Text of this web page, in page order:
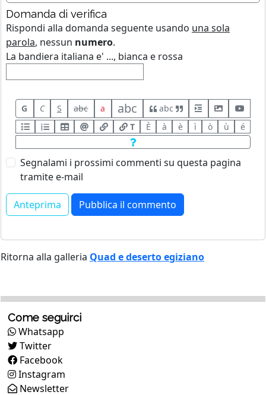
Domanda di verifica
Rispondi alla domanda seguente usando una sola
parola, nessun numero.
La bandiera italiana e' ..., bianca e rossa
G C S abc a abc
abc
T
È à è ì ò ù é
Segnalami i prossimi commenti su questa pagina
tramite e-mail
Ritorna alla galleria Quad e deserto egiziano
Come seguirci
Whatsapp
Twitter
Facebook
Instagram
Newsletter